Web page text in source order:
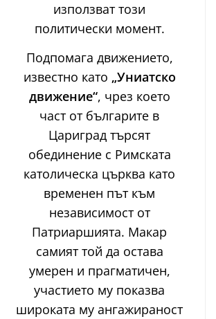
използват този
политически момент.
Подпомага движението,
известно като „Униатско
движение“, чрез което
част от българите в
Цариград търсят
обединение с Римската
католическа църква като
временен път към
независимост от
Патриаршията. Макар
самият той да остава
умерен и прагматичен,
участието му показва
широката му ангажираност